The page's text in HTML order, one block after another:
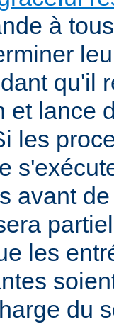
à
qu'il
et lance
les
avant
les
du